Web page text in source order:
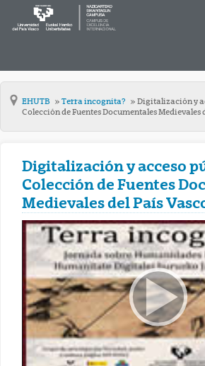
EHUTB Terra incognita?
Digitalización y
Colección de Fuentes Documentales Medievales
Digitalización y acceso
Colección de Fuentes
Medievales del País